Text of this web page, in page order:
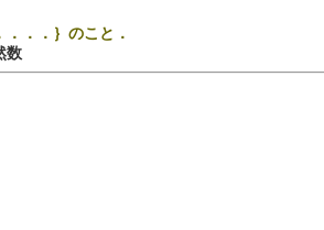
．．｝のこと．
然数